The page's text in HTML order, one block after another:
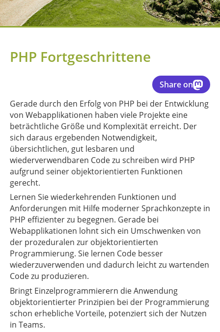
PHP Fortgeschrittene
Share on
Gerade durch den Erfolg von PHP bei der Entwicklung
von Webapplikationen haben viele Projekte eine
beträchtliche Größe und Komplexität erreicht. Der
sich daraus ergebenden Notwendigkeit,
übersichtlichen, gut lesbaren und
wiederverwendbaren Code zu schreiben wird PHP
aufgrund seiner objektorientierten Funktionen
gerecht.
Lernen Sie wiederkehrenden Funktionen und
Anforderungen mit Hilfe moderner Sprachkonzepte in
PHP effizienter zu begegnen. Gerade bei
Webapplikationen lohnt sich ein Umschwenken von
der prozeduralen zur objektorientierten
Programmierung. Sie lernen Code besser
wiederzuverwenden und dadurch leicht zu wartenden
Code zu produzieren.
Bringt Einzelprogrammierern die Anwendung
objektorientierter Prinzipien bei der Programmierung
schon erhebliche Vorteile, potenziert sich der Nutzen
in Teams.